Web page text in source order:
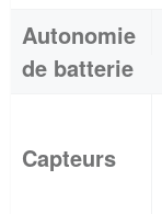
Autonomie
de batterie
Capteurs